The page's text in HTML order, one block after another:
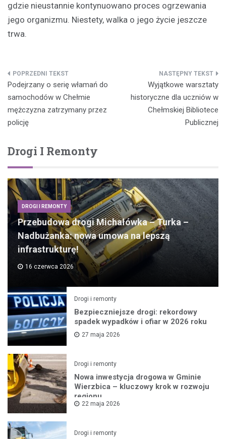
gdzie nieustannie kontynuowano proces ogrzewania
jego organizmu. Niestety, walka o jego życie jeszcze
trwa.
Nawigacja
wpisu
Podejrzany o serię włamań do
samochodów w Chełmie
mężczyzna zatrzymany przez
policję
Wyjątkowe warsztaty
historyczne dla uczniów w
Chełmskiej Bibliotece
Publicznej
Drogi I Remonty
DROGI I REMONTY
Przebudowa drogi Michałówka – Turka –
Nadbużanka: nowa umowa na lepszą
infrastrukturę!
16 czerwca 2026
Drogi i remonty
Bezpieczniejsze drogi: rekordowy
spadek wypadków i ofiar w 2026 roku
27 maja 2026
Drogi i remonty
Nowa inwestycja drogowa w Gminie
Wierzbica – kluczowy krok w rozwoju
regionu
22 maja 2026
Drogi i remonty